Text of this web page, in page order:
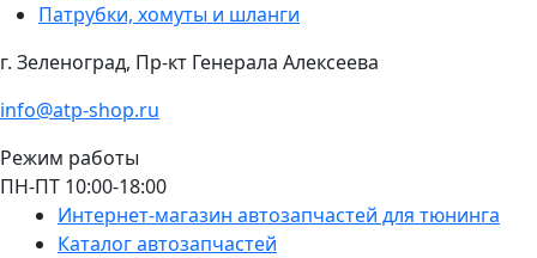
Патрубки, хомуты и шланги
г. Зеленоград, Пр-кт Генерала Алексеева
info@atp-shop.ru
Режим работы
ПН-ПТ 10:00-18:00
Интернет-магазин автозапчастей для тюнинга
Каталог автозапчастей